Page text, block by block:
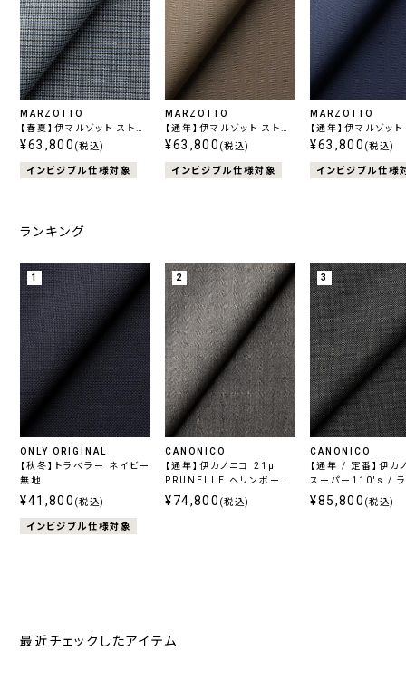
MARZOTTO
【春夏】伊マルゾット ストレ
ッチ ブルー千鳥
¥63,800 (税込)
インビジブル仕様対象
MARZOTTO
【通年】伊マルゾット ストレ
ッチ ベージュ無地
¥63,800 (税込)
インビジブル仕様対象
MARZOTTO
【通年】伊マルゾット スト
ッチ ネイビー無地
¥63,800 (税込)
インビジブル仕様
ランキング
1
ONLY ORIGINAL
【秋冬】トラベラー ネイビー
無地
¥41,800 (税込)
インビジブル仕様対象
2
CANONICO
【通年】伊カノニコ 21μ
PRUNELLE ヘリンボーン
グレー
¥74,800 (税込)
3
CANONICO
【通年 / 定番】伊カ
スーパー110's / ラ
レー
¥85,800 (税込)
最近チェックしたアイテム